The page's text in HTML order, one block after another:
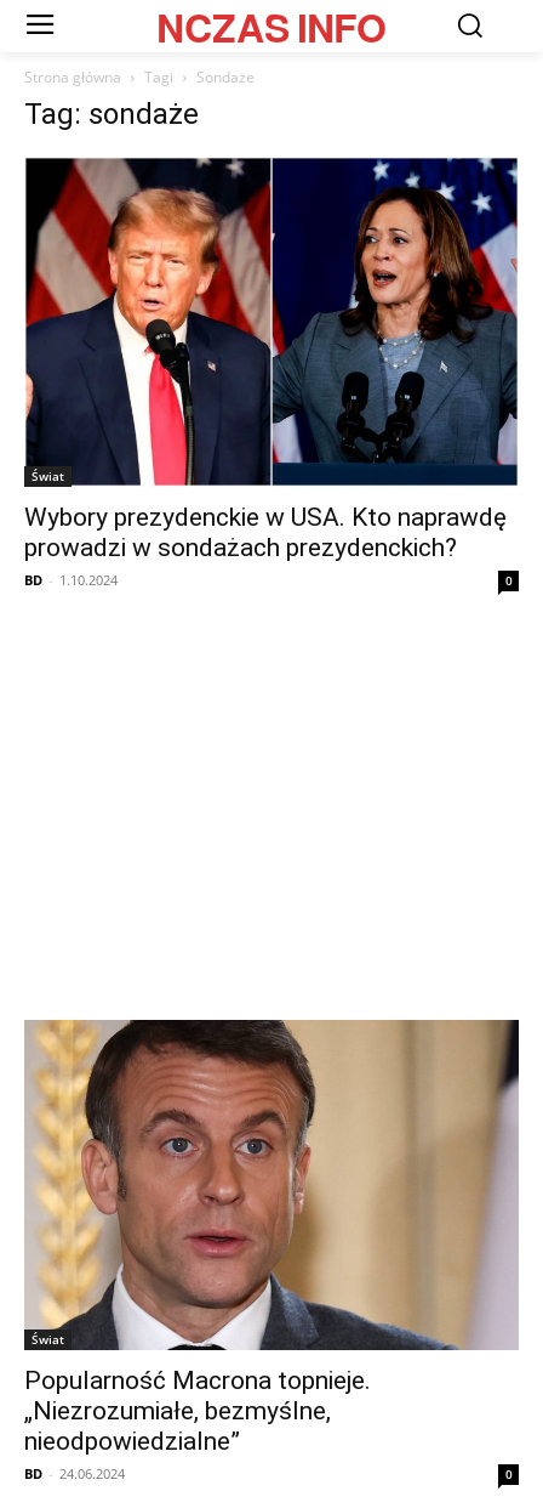
NCZASINFO
Strona główna Tagi Sondaże
Tag: sondaże
Świat
Wybory prezydenckie w USA. Kto naprawdę
prowadzi w sondażach prezydenckich?
BD - 1.10.2024 0
Świat
Popularność Macrona topnieje.
„Niezrozumiałe, bezmyślne,
nieodpowiedzialne”
BD - 24.06.2024 0